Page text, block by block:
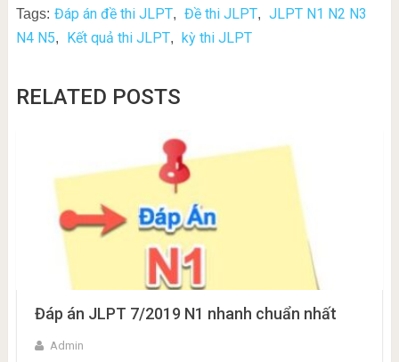
Tags: Đáp án đề thi JLPT, Đề thi JLPT, JLPT N1 N2 N3
N4 N5, Kết quả thi JLPT, kỳ thi JLPT
RELATED POSTS
Đáp án JLPT 7/2019 N1 nhanh chuẩn nhất
Admin